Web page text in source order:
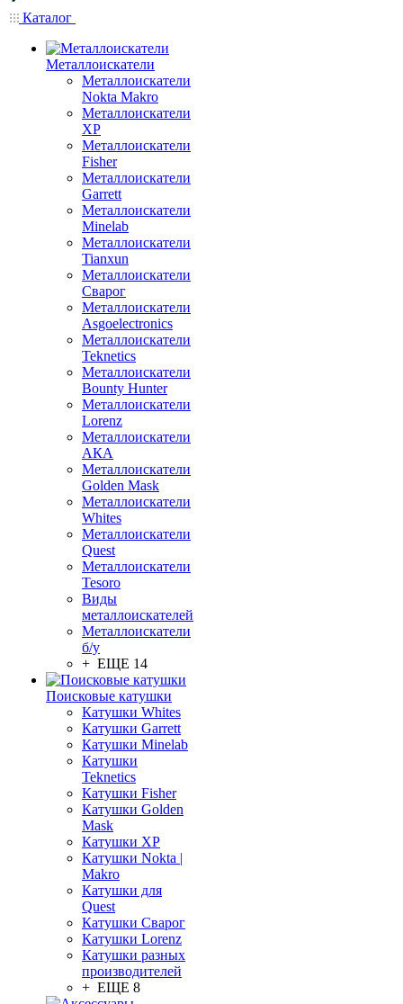
Каталог
Металлоискатели
Металлоискатели
Nokta Makro
Металлоискатели
XP
Металлоискатели
Fisher
Металлоискатели
Garrett
Металлоискатели
Minelab
Металлоискатели
Tianxun
Металлоискатели
Сварог
Металлоискатели
Asgoelectronics
Металлоискатели
Teknetics
Металлоискатели
Bounty Hunter
Металлоискатели
Lorenz
Металлоискатели
АКА
Металлоискатели
Golden Mask
Металлоискатели
Whites
Металлоискатели
Quest
Металлоискатели
Tesoro
Виды
металлоискателей
Металлоискатели
б/у
+ ЕЩЕ 14
Поисковые катушки
Катушки Whites
Катушки Garrett
Катушки Minelab
Катушки
Teknetics
Катушки Fisher
Катушки Golden
Mask
Катушки XP
Катушки Nokta |
Makro
Катушки для
Quest
Катушки Сварог
Катушки Lorenz
Катушки разных
производителей
+ ЕЩЕ 8